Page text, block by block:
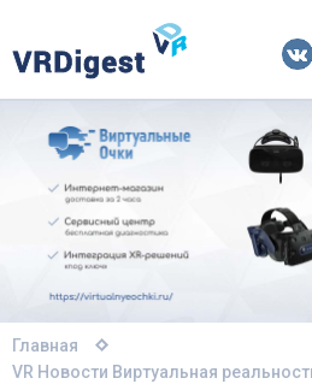
Главная
VR Новости Виртуальная